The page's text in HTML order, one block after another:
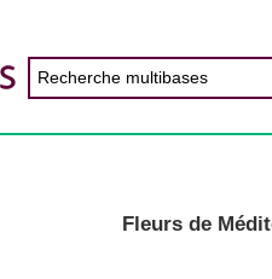
Fleurs de